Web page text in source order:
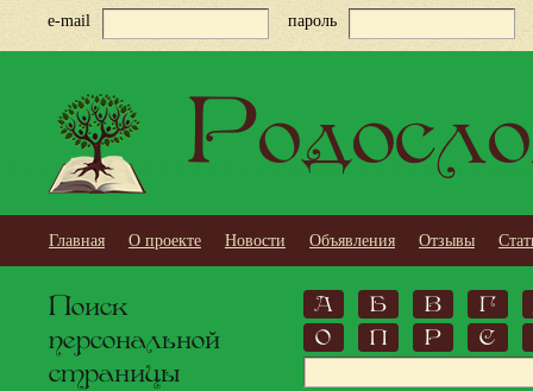
e-mail пароль
Главная О проекте Новости Объявления Отзывы
Поиск
персональной
страницы
А Б В
Г
О
П Р С